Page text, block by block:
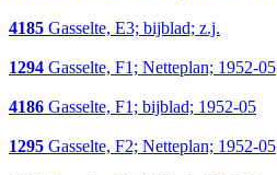
4185 Gasselte, E3; bijblad; z.j.
1294 Gasselte, F1; Netteplan; 1952-05
4186 Gasselte, F1; bijblad; 1952-05
1295 Gasselte, F2; Netteplan; 1952-05